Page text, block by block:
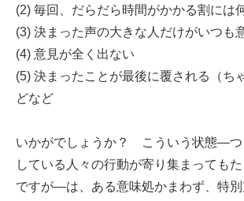
(2) 毎回、だらだら時間がかかる割には
(3) 決まった声の大きな人だけがいつも
(4) 意見が全く出ない
(5) 決まったことが最後に覆される（
どなど
いかがでしょうか？ こういう状態―つ
している人々の行動が寄り集まっても
ですが―は、ある意味処かまわず、特